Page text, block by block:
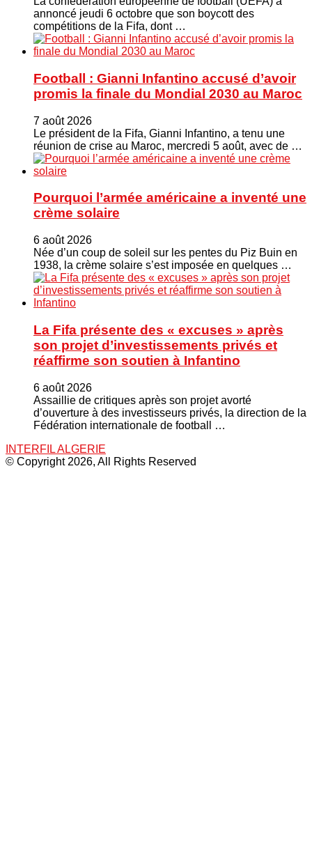
annoncé jeudi 6 octobre que son boycott des
compétitions de la Fifa, dont …
Football : Gianni Infantino accusé d’avoir
promis la finale du Mondial 2030 au Maroc
7 août 2026
Le président de la Fifa, Gianni Infantino, a tenu une
réunion de crise au Maroc, mercredi 5 août, avec de …
Pourquoi l’armée américaine a inventé une
crème solaire
6 août 2026
Née d’un coup de soleil sur les pentes du Piz Buin en
1938, la crème solaire s’est imposée en quelques …
La Fifa présente des « excuses » après
son projet d’investissements privés et
réaffirme son soutien à Infantino
6 août 2026
Assaillie de critiques après son projet avorté
d’ouverture à des investisseurs privés, la direction de la
Fédération internationale de football …
INTERFIL ALGERIE
© Copyright 2026, All Rights Reserved